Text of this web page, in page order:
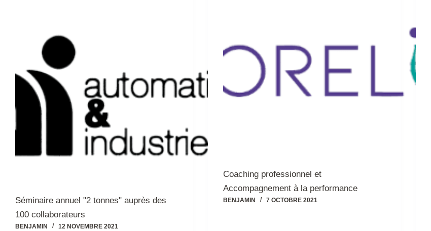
Séminaire annuel "2 tonnes" auprès des
100 collaborateurs
BENJAMIN 12 NOVEMBRE 2021
Coaching professionnel et
Accompagnement à la performance
BENJAMIN 7 OCTOBRE 2021